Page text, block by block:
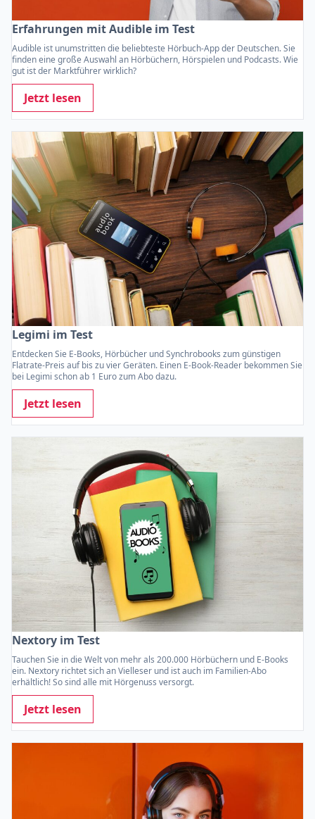
Erfahrungen mit Audible im Test
Audible ist unumstritten die beliebteste Hörbuch-App der Deutschen. Sie
finden eine große Auswahl an Hörbüchern, Hörspielen und Podcasts. Wie
gut ist der Marktführer wirklich?
Jetzt lesen
Legimi im Test
Entdecken Sie E-Books, Hörbücher und Synchrobooks zum günstigen
Flatrate-Preis auf bis zu vier Geräten. Einen E-Book-Reader bekommen Sie
bei Legimi schon ab 1 Euro zum Abo dazu.
Jetzt lesen
Nextory im Test
Tauchen Sie in die Welt von mehr als 200.000 Hörbüchern und E-Books
ein. Nextory richtet sich an Vielleser und ist auch im Familien-Abo
erhältlich! So sind alle mit Hörgenuss versorgt.
Jetzt lesen